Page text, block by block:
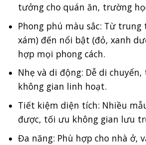
tưởng cho quán ăn, trường
Phong phú màu sắc: Từ
xám) đến nổi bật (đỏ, xanh
hợp mọi phong cách.
Nhẹ và di động: Dễ di
không gian linh hoạt.
Tiết kiệm diện tích: Nhiều
được, tối ưu không gian lưu
Đa năng: Phù hợp cho nhà ở,